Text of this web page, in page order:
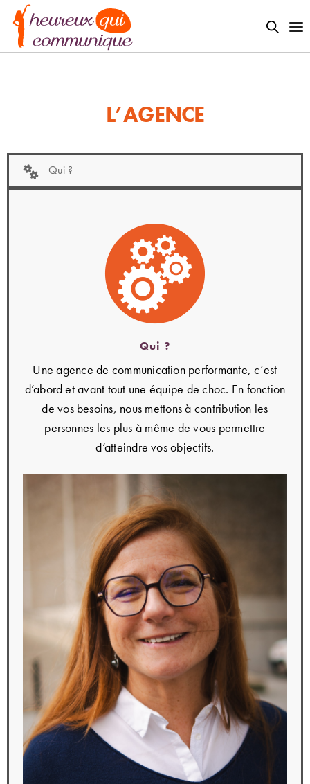
L’AGENCE
Qui ?
Qui ?
Une agence de communication performante, c’est
d’abord et avant tout une équipe de choc. En fonction
de vos besoins, nous mettons à contribution les
personnes les plus à même de vous permettre
d’atteindre vos objectifs.